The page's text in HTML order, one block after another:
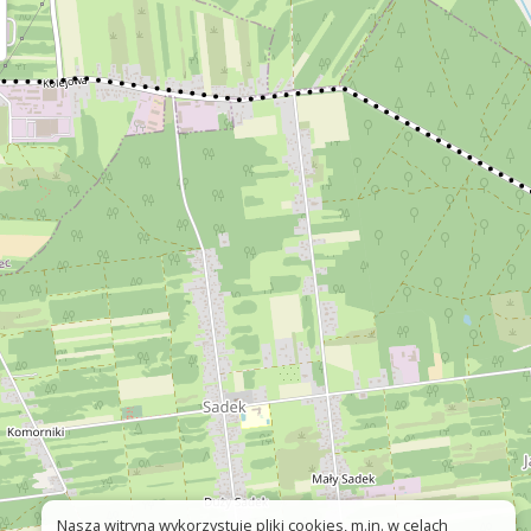
Nasza witryna wykorzystuje pliki cookies, m.in. w celach